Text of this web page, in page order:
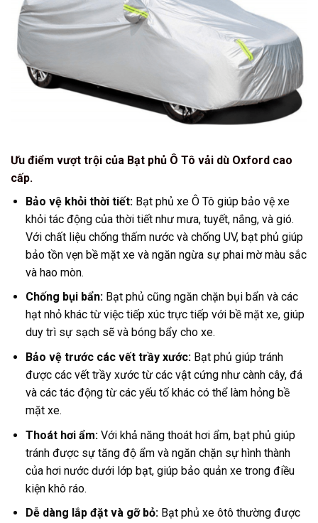
Ưu điểm vượt trội của Bạt phủ Ô Tô vải dù Oxford cao
cấp.
Bảo vệ khỏi thời tiết:Bạt phủ xe Ô Tô giúp bảo vệ xe
khỏi tác động của thời tiết như mưa, tuyết, nắng, và gió.
Với chất liệu chống thấm nước và chống UV, bạt phủ giúp
bảo tồn vẹn bề mặt xe và ngăn ngừa sự phai mờ màu sắc
và hao mòn.
Chống bụi bẩn:Bạt phủ cũng ngăn chặn bụi bẩn và các
hạt nhỏ khác từ việc tiếp xúc trực tiếp với bề mặt xe, giúp
duy trì sự sạch sẽ và bóng bẩy cho xe.
Bảo vệ trước các vết trầy xước:Bạt phủ giúp tránh
được các vết trầy xước từ các vật cứng như cành cây, đá
và các tác động từ các yếu tố khác có thể làm hỏng bề
mặt xe.
Thoát hơi ẩm:Với khả năng thoát hơi ẩm, bạt phủ giúp
tránh được sự tăng độ ẩm và ngăn chặn sự hình thành
của hơi nước dưới lớp bạt, giúp bảo quản xe trong điều
kiện khô ráo.
Dễ dàng lắp đặt và gỡ bỏ:Bạt phủ xe ôtô thường được